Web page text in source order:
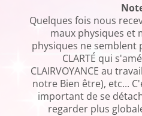
Quelques fois nous
maux physiques et
physiques ne
CLARTÉ qui
CLAIRVOYANCE au
notre Bien être), etc...
important de se
regarder plus